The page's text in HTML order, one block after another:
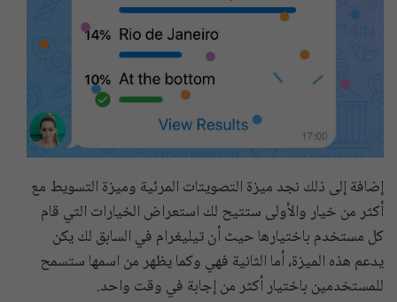
إضافة إلى ذلك نجد ميزة التصويتات المرئية وميزة التسويط مع
أكثر من خيار والأولى ستتيح لك استعراض الخيارات التي قام
كل مستخدم باختيارها حيث أن تيليغرام في السابق لك يكن
يدعم هذه الميزة، أما الثانية فهي وكما يظهر من اسمها ستسمح
للمستخدمين باختيار أكثر من إجابة في وقت واحد.